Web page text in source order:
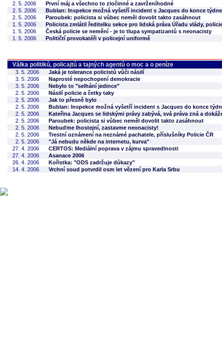
2. 5. 2006
První máj a všechno to zločinné a zavrženíhodné
2. 5. 2006
Bublan: Inspekce možná vyšetří incident s Jacques do konce týdne
2. 5. 2006
Paroubek: policista si vůbec neměl dovolit takto zasáhnout
1. 5. 2006
Policista zmlátil ředitelku sekce pro lidská práva Úřadu vlády,
1. 5. 2006
Česká policie se nemění - je to tlupa sympatizantů s neonacisty
1. 5. 2006
Političtí provokatéři v policejní uniformě
Válka politiků, policajtů a tajných agentů o moc a o peníze
3. 5. 2006
Jaká je tolerance policistů vůči násilí
3. 5. 2006
Naprosté nepochopení demokracie
3. 5. 2006
Nebylo to "selhání jedince"
2. 5. 2006
Násilí policie a četky taky
2. 5. 2006
Jak to přesně bylo
2. 5. 2006
Bublan: Inspekce možná vyšetří incident s Jacques do konce
2. 5. 2006
Kateřina Jacques se lidskými právy zabývá, svá práva zná a
2. 5. 2006
Paroubek: policista si vůbec neměl dovolit takto zasáhnout
2. 5. 2006
Nebuďme lhostejní, zastavme neonacisty!
2. 5. 2006
Trestní oznámení na neznámé pachatele, příslušníky Policie ČR
2. 5. 2006
"Já nebudu někde na internetu, kurva"
27. 4. 2006
CERTOS: Mediální poprava v zájmu spravedlnosti
27. 4. 2006
Asanace 2006
26. 4. 2006
Kořistka: "ODS zadržuje důkazy"
14. 4. 2006
Vrchní soud potvrdil osm let vězení pro Karla Srbu